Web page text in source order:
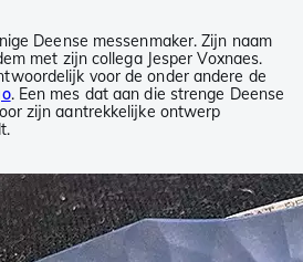
Deense messenmaker. Zijn naam
met zijn collega Jesper Voxnaes.
voor de onder andere de
. Een mes dat aan die strenge Deense
zijn aantrekkelijke ontwerp